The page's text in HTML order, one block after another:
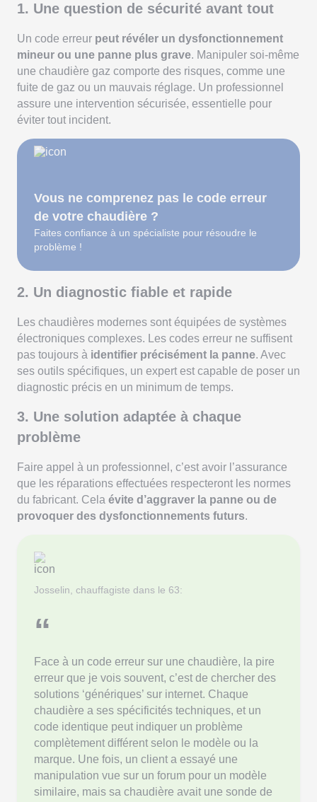
1. Une question de sécurité avant tout
Un code erreur peut révéler un dysfonctionnement
mineur ou une panne plus grave. Manipuler soi-même
une chaudière gaz comporte des risques, comme une
fuite de gaz ou un mauvais réglage. Un professionnel
assure une intervention sécurisée, essentielle pour
éviter tout incident.
Vous ne comprenez pas le code erreur
de votre chaudière ?
Faites confiance à un spécialiste pour résoudre le
problème !
2. Un diagnostic fiable et rapide
Les chaudières modernes sont équipées de systèmes
électroniques complexes. Les codes erreur ne suffisent
pas toujours à identifier précisément la panne. Avec
ses outils spécifiques, un expert est capable de poser un
diagnostic précis en un minimum de temps.
3. Une solution adaptée à chaque
problème
Faire appel à un professionnel, c’est avoir l’assurance
que les réparations effectuées respecteront les normes
du fabricant. Cela évite d’aggraver la panne ou de
provoquer des dysfonctionnements futurs.
Josselin, chauffagiste dans le 63:
“
Face à un code erreur sur une chaudière, la pire
erreur que je vois souvent, c’est de chercher des
solutions ‘génériques’ sur internet. Chaque
chaudière a ses spécificités techniques, et un
code identique peut indiquer un problème
complètement différent selon le modèle ou la
marque. Une fois, un client a essayé une
manipulation vue sur un forum pour un modèle
similaire, mais sa chaudière avait une sonde de